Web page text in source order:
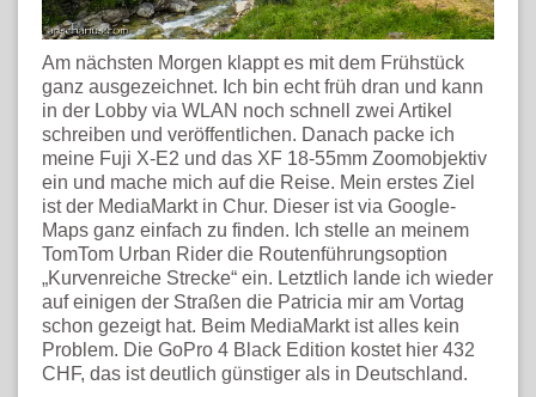
Am nächsten Morgen klappt es mit dem Frühstück
ganz ausgezeichnet. Ich bin echt früh dran und kann
in der Lobby via WLAN noch schnell zwei Artikel
schreiben und veröffentlichen. Danach packe ich
meine Fuji X-E2 und das XF 18-55mm Zoomobjektiv
ein und mache mich auf die Reise. Mein erstes Ziel
ist der MediaMarkt in Chur. Dieser ist via Google-
Maps ganz einfach zu finden. Ich stelle an meinem
TomTom Urban Rider die Routenführungsoption
„Kurvenreiche Strecke“ ein. Letztlich lande ich wieder
auf einigen der Straßen die Patricia mir am Vortag
schon gezeigt hat. Beim MediaMarkt ist alles kein
Problem. Die GoPro 4 Black Edition kostet hier 432
CHF, das ist deutlich günstiger als in Deutschland.